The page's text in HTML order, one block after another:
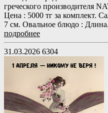
греческого производителя
Цена : 5000 тг за комплект.
7 см. Овальное блюдо :
подробнее
31.03.2026 6304